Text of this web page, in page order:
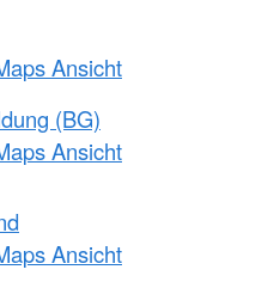
Ansicht
(BG)
Ansicht
Ansicht